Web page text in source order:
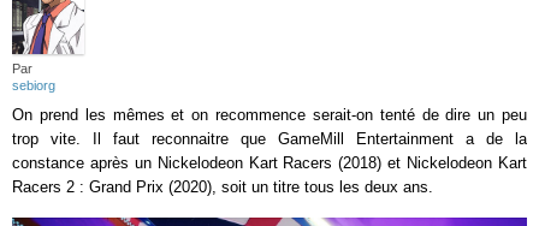
Par
sebiorg
On prend les mêmes et on recommence serait-on tenté de dire un peu
trop vite. Il faut reconnaitre que GameMill Entertainment a de la
constance après un Nickelodeon Kart Racers (2018) et Nickelodeon Kart
Racers 2 : Grand Prix (2020), soit un titre tous les deux ans.